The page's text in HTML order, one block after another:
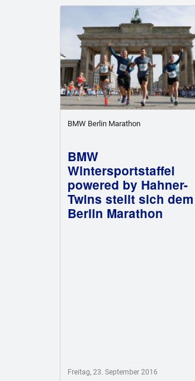
BMW Berlin Marathon
BMW
Wintersportstaffel
powered by Hahner-
Twins stellt sich dem
Berlin Marathon
Freitag, 23. September 2016